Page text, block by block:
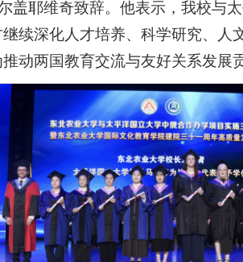
盖耶维奇致辞。他表示，我校与
续深化人才培养、科学研究、人
动两国教育交流与友好关系发展